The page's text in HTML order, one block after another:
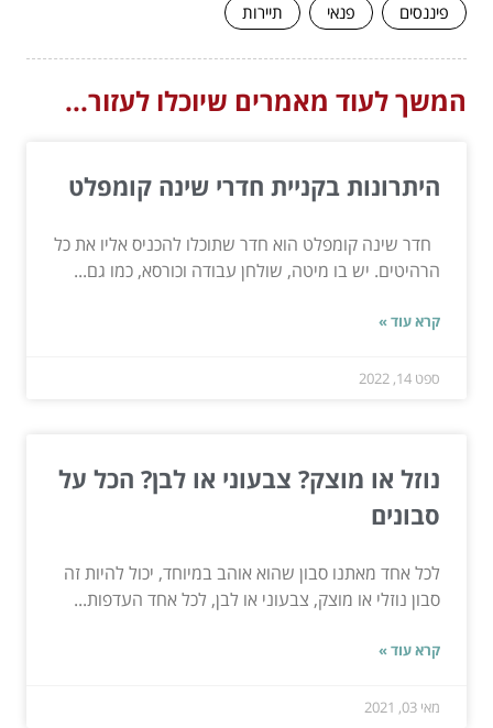
פיננסים פנאי תיירות
המשך לעוד מאמרים שיוכלו לעזור...
היתרונות בקניית חדרי שינה קומפלט
חדר שינה קומפלט הוא חדר שתוכלו להכניס אליו את כל
הרהיטים. יש בו מיטה, שולחן עבודה וכורסא, כמו גם...
קרא עוד »
ספט 14, 2022
נוזל או מוצק? צבעוני או לבן? הכל על
סבונים
לכל אחד מאתנו סבון שהוא אוהב במיוחד, יכול להיות זה
סבון נוזלי או מוצק, צבעוני או לבן, לכל אחד העדפות...
קרא עוד »
מאי 03, 2021